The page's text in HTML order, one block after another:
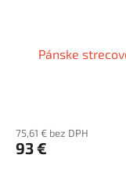
Pánske
75,61 € bez DPH
93 €